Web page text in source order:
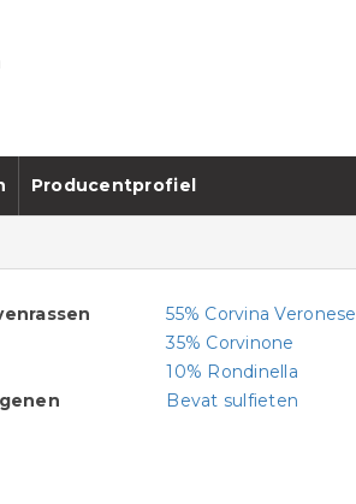
Producentprofiel
55% Corvina Veronese
35% Corvinone
10% Rondinella
Bevat sulfieten